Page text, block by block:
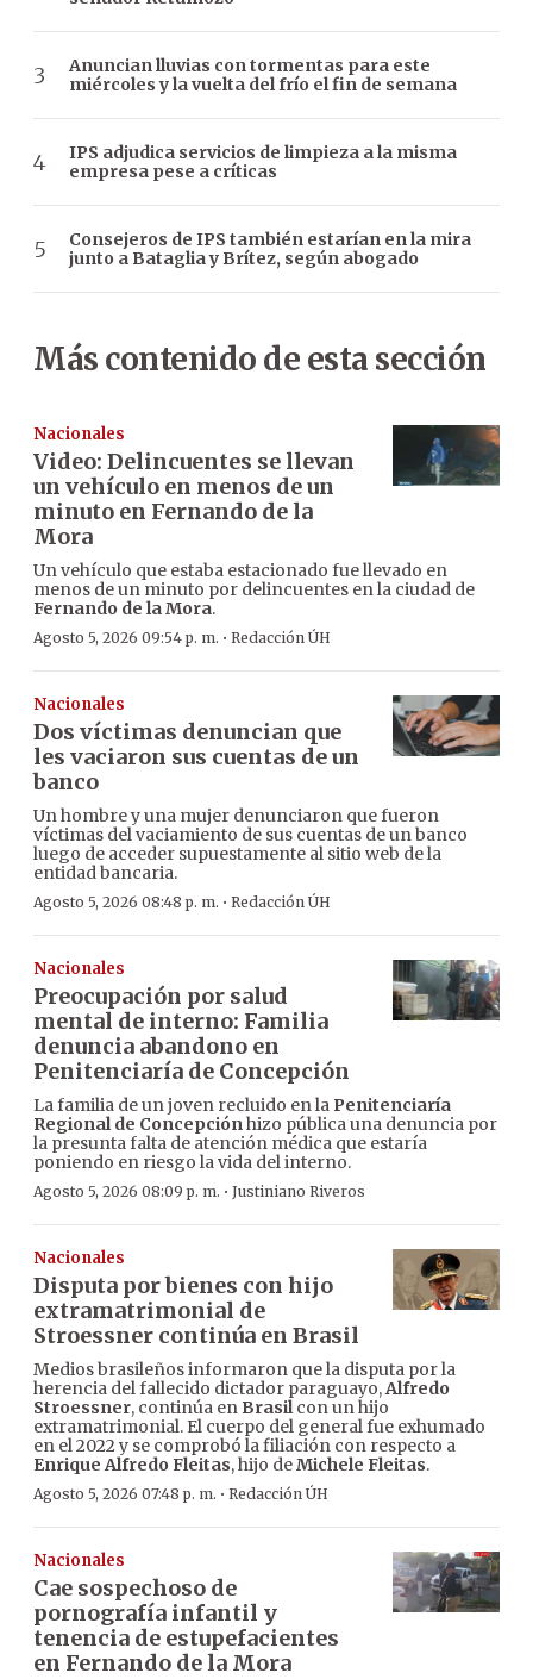
Anuncian lluvias con tormentas para este
miércoles y la vuelta del frío el fin de semana
IPS adjudica servicios de limpieza a la misma
empresa pese a críticas
Consejeros de IPS también estarían en la mira
junto a Bataglia y Brítez, según abogado
Más contenido de esta sección
Nacionales
Video: Delincuentes se llevan
un vehículo en menos de un
minuto en Fernando de la
Mora
Un vehículo que estaba estacionado fue llevado en
menos de un minuto por delincuentes en la ciudad de
Fernando de la Mora.
Agosto 5, 2026 09:54 p. m. · Redacción ÚH
Nacionales
Dos víctimas denuncian que
les vaciaron sus cuentas de un
banco
Un hombre y una mujer denunciaron que fueron
víctimas del vaciamiento de sus cuentas de un banco
luego de acceder supuestamente al sitio web de la
entidad bancaria.
Agosto 5, 2026 08:48 p. m. · Redacción ÚH
Nacionales
Preocupación por salud
mental de interno: Familia
denuncia abandono en
Penitenciaría de Concepción
La familia de un joven recluido en la Penitenciaría
Regional de Concepciónhizo pública una denuncia por
la presunta falta de atención médica que estaría
poniendo en riesgo la vida del interno.
Agosto 5, 2026 08:09 p. m. · Justiniano Riveros
Nacionales
Disputa por bienes con hijo
extramatrimonial de
Stroessner continúa en Brasil
Medios brasileños informaron que la disputa por la
herencia del fallecido dictador paraguayo,Alfredo
Stroessner, continúa en Brasilcon un hijo
extramatrimonial. El cuerpo del general fue exhumado
en el 2022 y se comprobó la filiación con respecto a
Enrique Alfredo Fleitas, hijo deMichele Fleitas.
Agosto 5, 2026 07:48 p. m. · Redacción ÚH
Nacionales
Cae sospechoso de
pornografía infantil y
tenencia de estupefacientes
en Fernando de la Mora